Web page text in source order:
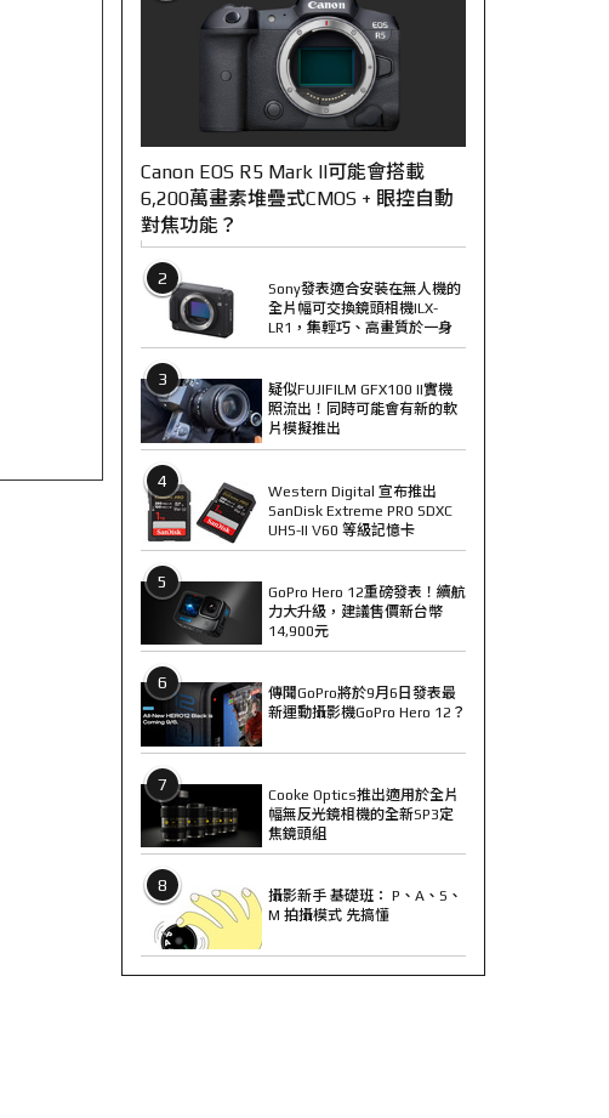
Canon EOS R5 Mark II可能會搭載
6,200萬畫素堆疊式CMOS + 眼控自動
對焦功能？
2
Sony發表適合安裝在無人機的
全片幅可交換鏡頭相機ILX-
LR1，集輕巧、高畫質於一身
3
疑似FUJIFILM GFX100 II實機
照流出！同時可能會有新的軟
片模擬推出
4
Western Digital 宣布推出
SanDisk Extreme PRO SDXC
UHS-II V60 等級記憶卡
5
GoPro Hero 12重磅發表！續航
力大升級，建議售價新台幣
14,900元
6
傳聞GoPro將於9月6日發表最
新運動攝影機GoPro Hero 12？
7
Cooke Optics推出適用於全片
幅無反光鏡相機的全新SP3定
焦鏡頭組
8
攝影新手 基礎班： P、A、S、
M 拍攝模式 先搞懂